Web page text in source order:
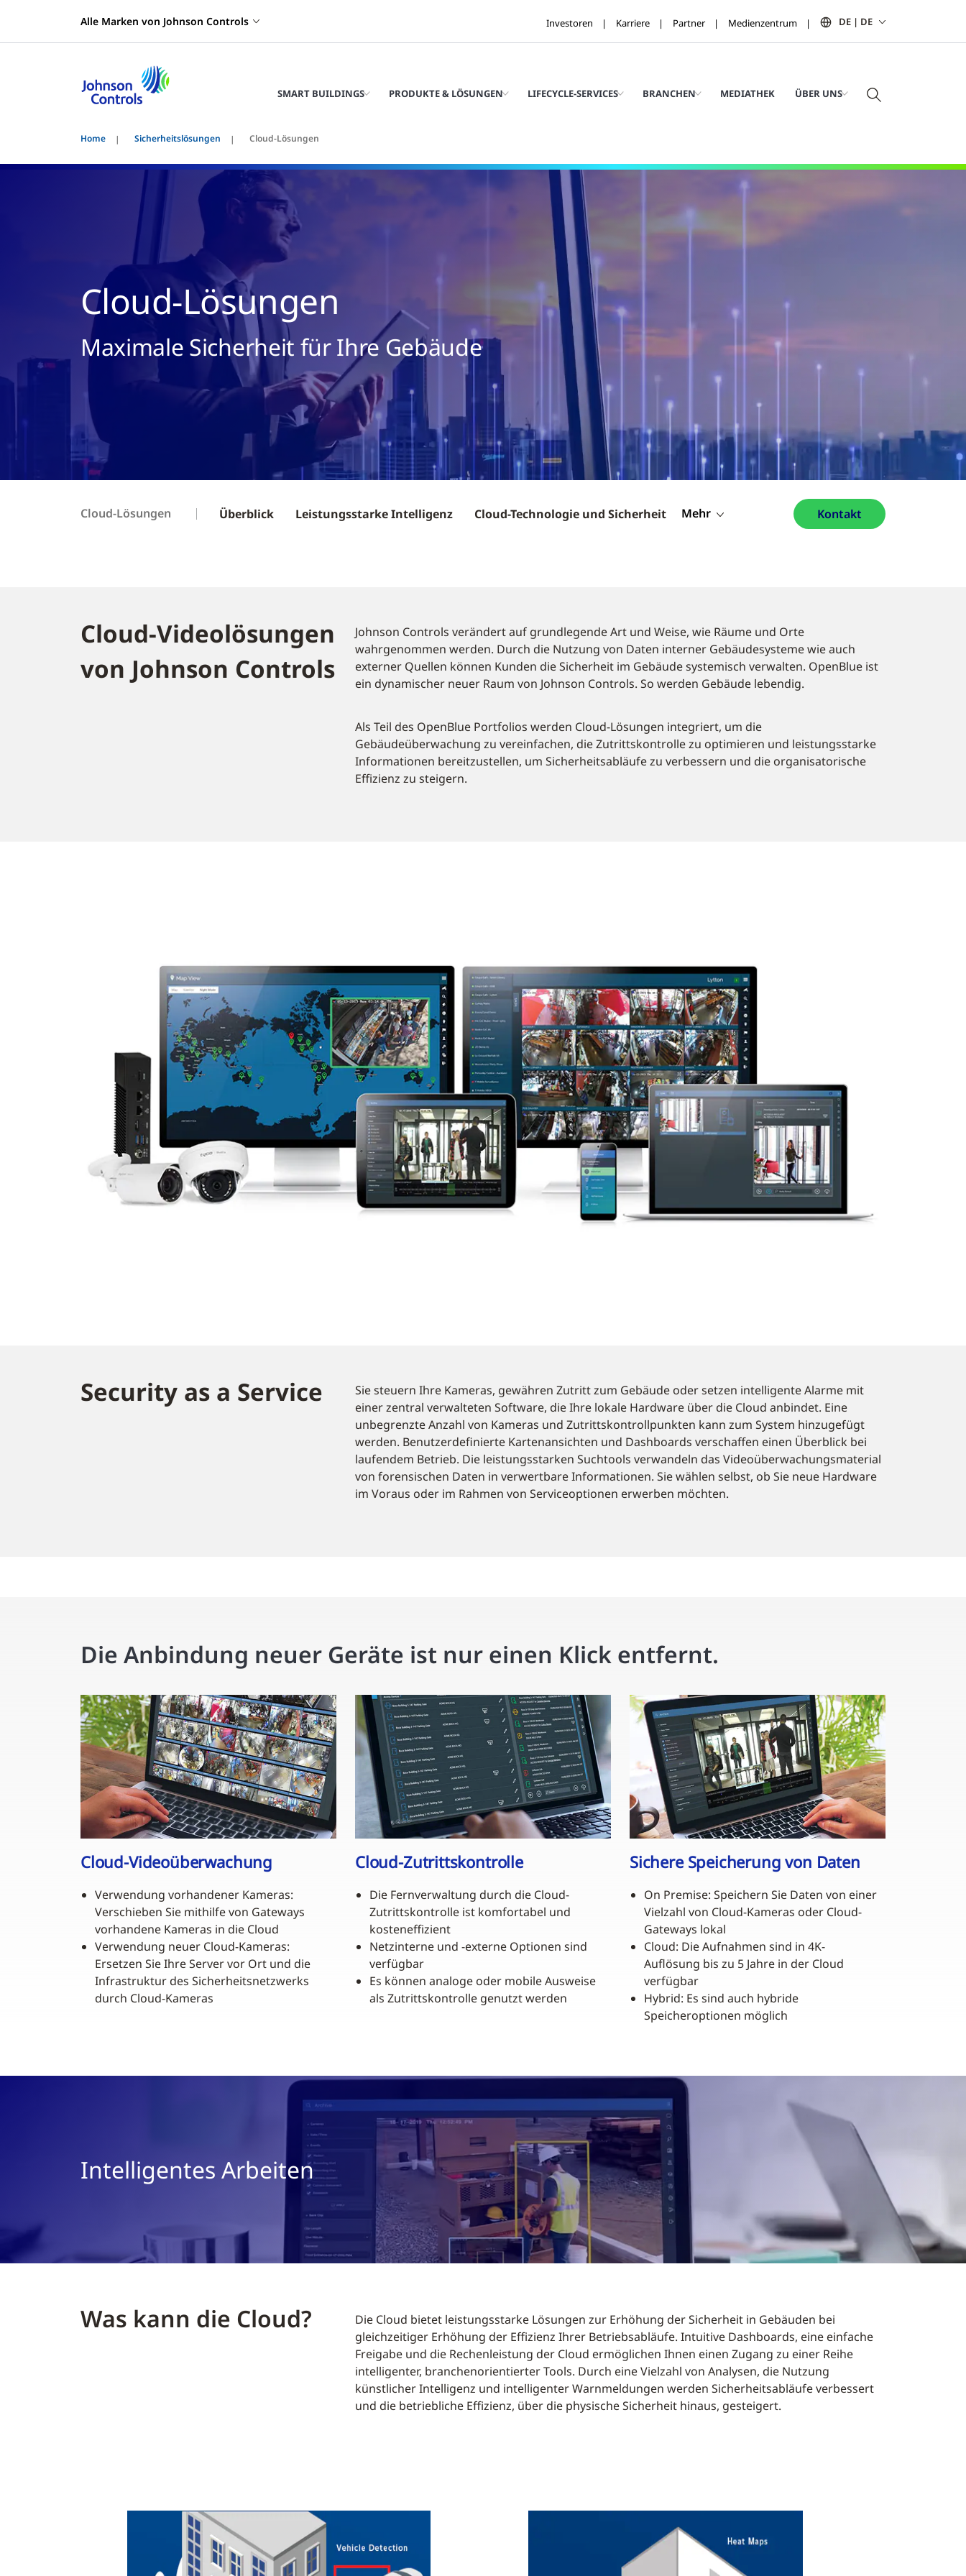
Alle Marken von Johnson Controls Investoren Karriere Partner Medienzentrum DE | DE
SMART BUILDINGS PRODUKTE & LÖSUNGEN LIFECYCLE-SERVICES BRANCHEN MEDIATHEK ÜBER UNS
Home Sicherheitslösungen Cloud-Lösungen
Cloud-Lösungen
Maximale Sicherheit für Ihre Gebäude
Cloud-Lösungen Überblick Leistungsstarke Intelligenz Cloud-Technologie und Sicherheit Mehr Kontakt
Cloud-Videolösungen
von Johnson Controls
Johnson Controls verändert auf grundlegende Art und Weise, wie Räume und Orte
wahrgenommen werden. Durch die Nutzung von Daten interner Gebäudesysteme wie auch
externer Quellen können Kunden die Sicherheit im Gebäude systemisch verwalten. OpenBlue ist
ein dynamischer neuer Raum von Johnson Controls. So werden Gebäude lebendig.
Als Teil des OpenBlue Portfolios werden Cloud-Lösungen integriert, um die
Gebäudeüberwachung zu vereinfachen, die Zutrittskontrolle zu optimieren und leistungsstarke
Informationen bereitzustellen, um Sicherheitsabläufe zu verbessern und die organisatorische
Effizienz zu steigern.
Security as a Service
Sie steuern Ihre Kameras, gewähren Zutritt zum Gebäude oder setzen intelligente Alarme mit
einer zentral verwalteten Software, die Ihre lokale Hardware über die Cloud anbindet. Eine
unbegrenzte Anzahl von Kameras und Zutrittskontrollpunkten kann zum System hinzugefügt
werden. Benutzerdefinierte Kartenansichten und Dashboards verschaffen einen Überblick bei
laufendem Betrieb. Die leistungsstarken Suchtools verwandeln das Videoüberwachungsmaterial
von forensischen Daten in verwertbare Informationen. Sie wählen selbst, ob Sie neue Hardware
im Voraus oder im Rahmen von Serviceoptionen erwerben möchten.
Die Anbindung neuer Geräte ist nur einen Klick entfernt.
Cloud-Videoüberwachung
Verwendung vorhandener Kameras:
Verschieben Sie mithilfe von Gateways
vorhandene Kameras in die Cloud
Verwendung neuer Cloud-Kameras:
Ersetzen Sie Ihre Server vor Ort und die
Infrastruktur des Sicherheitsnetzwerks
durch Cloud-Kameras
Cloud-Zutrittskontrolle
Die Fernverwaltung durch die Cloud-
Zutrittskontrolle ist komfortabel und
kosteneffizient
Netzinterne und -externe Optionen sind
verfügbar
Es können analoge oder mobile Ausweise
als Zutrittskontrolle genutzt werden
Sichere Speicherung von Daten
On Premise: Speichern Sie Daten von einer
Vielzahl von Cloud-Kameras oder Cloud-
Gateways lokal
Cloud: Die Aufnahmen sind in 4K-
Auflösung bis zu 5 Jahre in der Cloud
verfügbar
Hybrid: Es sind auch hybride
Speicheroptionen möglich
Intelligentes Arbeiten
Was kann die Cloud?
Die Cloud bietet leistungsstarke Lösungen zur Erhöhung der Sicherheit in Gebäuden bei
gleichzeitiger Erhöhung der Effizienz Ihrer Betriebsabläufe. Intuitive Dashboards, eine einfache
Freigabe und die Rechenleistung der Cloud ermöglichen Ihnen einen Zugang zu einer Reihe
intelligenter, branchenorientierter Tools. Durch eine Vielzahl von Analysen, die Nutzung
künstlicher Intelligenz und intelligenter Warnmeldungen werden Sicherheitsabläufe verbessert
und die betriebliche Effizienz, über die physische Sicherheit hinaus, gesteigert.